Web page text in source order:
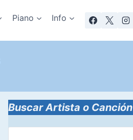
Piano Info
Buscar Artista o Canción